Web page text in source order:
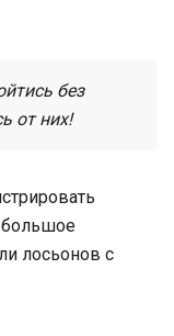
без
от них!
большое
лосьонов с